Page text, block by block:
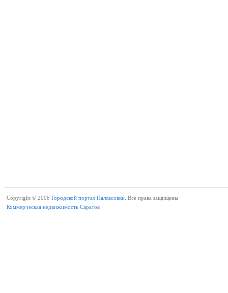
Copyright © 2008 Городской портал Палласовки. Все права защищены
Коммерческая недвижимость Саратов